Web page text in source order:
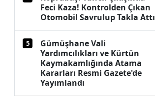
Feci Kaza! Kontrolden Çıkan
Otomobil Savrulup Takla Attı
5
Gümüşhane Vali
Yardımcılıkları ve Kürtün
Kaymakamlığında Atama
Kararları Resmi Gazete'de
Yayımlandı